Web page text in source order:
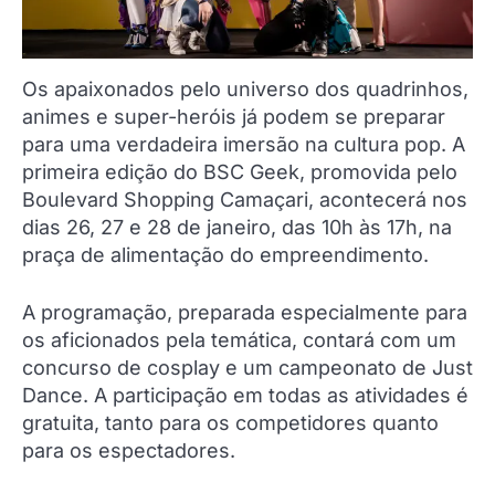
Os apaixonados pelo universo dos quadrinhos,
animes e super-heróis já podem se preparar
para uma verdadeira imersão na cultura pop. A
primeira edição do BSC Geek, promovida pelo
Boulevard Shopping Camaçari, acontecerá nos
dias 26, 27 e 28 de janeiro, das 10h às 17h, na
praça de alimentação do empreendimento.
A programação, preparada especialmente para
os aficionados pela temática, contará com um
concurso de cosplay e um campeonato de Just
Dance. A participação em todas as atividades é
gratuita, tanto para os competidores quanto
para os espectadores.